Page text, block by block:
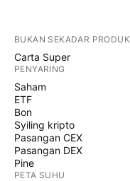
BUKAN SEKADAR PRODUK
Carta Super
PENYARING
Saham
ETF
Bon
Syiling kripto
Pasangan CEX
Pasangan DEX
Pine
PETA SUHU